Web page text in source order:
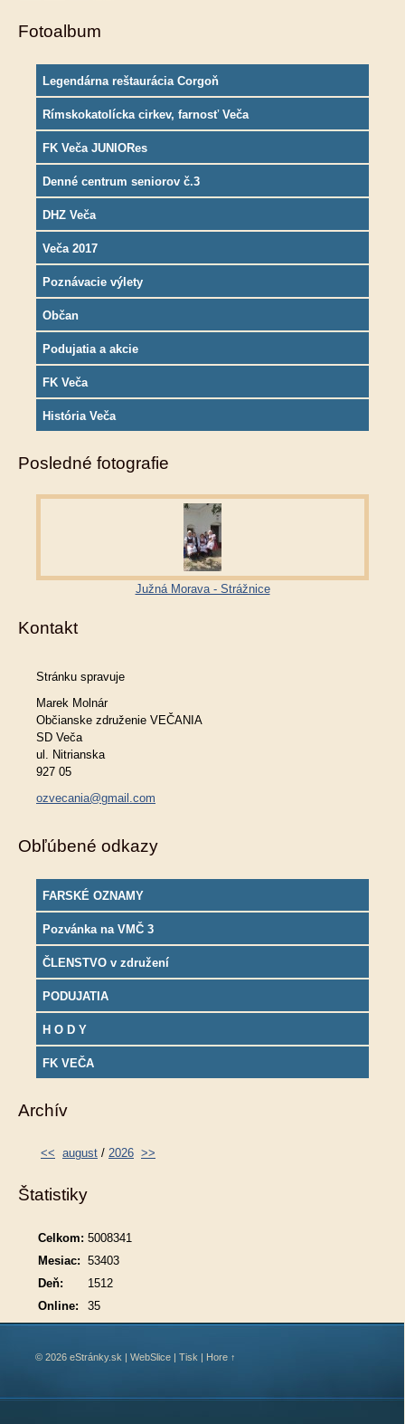
Fotoalbum
Legendárna reštaurácia Corgoň
Rímskokatolícka cirkev, farnosť Veča
FK Veča JUNIORes
Denné centrum seniorov č.3
DHZ Veča
Veča 2017
Poznávacie výlety
Občan
Podujatia a akcie
FK Veča
História Veča
Posledné fotografie
Južná Morava - Strážnice
Kontakt
Stránku spravuje
Marek Molnár
Občianske združenie VEČANIA
SD Veča
ul. Nitrianska
927 05
ozvecania@gmail.com
Obľúbené odkazy
FARSKÉ OZNAMY
Pozvánka na VMČ 3
ČLENSTVO v združení
PODUJATIA
H O D Y
FK VEČA
Archív
<< august / 2026 >>
Štatistiky
Online: 35
Celkom: 5008341
Mesiac: 53403
Deň:
1512
© 2026 eStránky.sk | WebSlice | Tisk | Hore ↑